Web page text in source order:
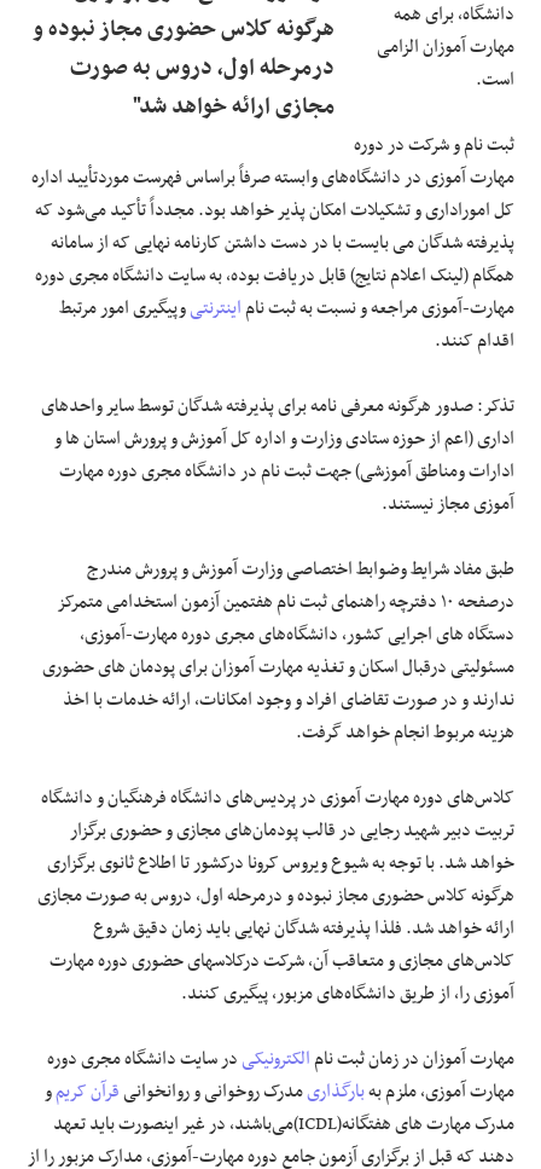
هرگونه کلاس حضوری مجاز نبوده و
درمرحله اول، دروس به صورت
مجازی ارائه خواهد شد"
دانشگاه، برای همه
مهارت آموزان الزامی
است.
ثبت نام و شرکت در دوره
مهارت آموزی در دانشگاه‌های وابسته صرفاً براساس فهرست موردتأیید اداره
کل اموراداری و تشکیلات امکان پذیر خواهد بود. مجدداً تأکید می‌شود که
پذیرفته شدگان می بایست با در دست داشتن کارنامه نهایی که از سامانه
همگام (لینک اعلام نتایج) قابل دریافت بوده، به سایت دانشگاه مجری دوره
مهارت-آموزی مراجعه و نسبت به ثبت ناماینترنتیوپیگیری امور مرتبط
اقدام کنند.
تذکر: صدور هرگونه معرفی نامه برای پذیرفته شدگان توسط سایر واحدهای
اداری (اعم از حوزه ستادی وزارت و اداره کل آموزش و پرورش استان ها و
ادارات ومناطق آموزشی) جهت ثبت نام در دانشگاه مجری دوره مهارت
آموزی مجاز نیستند.
طبق مفاد شرایط وضوابط اختصاصی وزارت آموزش و پرورش مندرج
درصفحه ۱۰ دفترچه راهنمای ثبت نام هفتمین آزمون استخدامی متمرکز
دستگاه های اجرایی کشور، دانشگاه‌های مجری دوره مهارت-آموزی،
مسئولیتی درقبال اسکان و تغذیه مهارت آموزان برای پودمان های حضوری
ندارند و در صورت تقاضای افراد و وجود امکانات، ارائه خدمات با اخذ
هزینه مربوط انجام خواهد گرفت.
کلاس‌های دوره مهارت آموزی در پردیس‌های دانشگاه فرهنگیان و دانشگاه
تربیت دبیر شهید رجایی در قالب پودمان‌های مجازی و حضوری برگزار
خواهد شد. با توجه به شیوع ویروس کرونا درکشور تا اطلاع ثانوی برگزاری
هرگونه کلاس حضوری مجاز نبوده و درمرحله اول، دروس به صورت مجازی
ارائه خواهد شد. فلذا پذیرفته شدگان نهایی باید زمان دقیق شروع
کلاس‌های مجازی و متعاقب آن، شرکت درکلاسهای حضوری دوره مهارت
آموزی را، از طریق دانشگاه‌های مزبور، پیگیری کنند.
مهارت آموزان در زمان ثبت نامالکترونیکیدر سایت دانشگاه مجری دوره
مهارت آموزی، ملزم بهبارگذاریمدرک روخوانی و روانخوانیقرآن کریمو
مدرک مهارت های هفتگانه(ICDL)می‌باشند، در غیر اینصورت باید تعهد
دهند که قبل از برگزاری آزمون جامع دوره مهارت-آموزی، مدارک مزبور را از